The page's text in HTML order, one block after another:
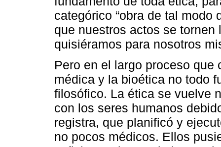
categórico “obra de tal modo
que nuestros actos se tornen
quisiéramos para nosotros
Pero en el largo proceso
médica y la bioética no todo
filosófico. La ética se vuelve
con los seres humanos
registra, que planificó y
no pocos médicos. Ellos